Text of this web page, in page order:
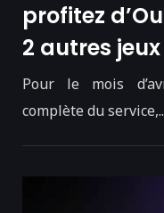
profitez
2 autres jeux
Pour le mois
complète du